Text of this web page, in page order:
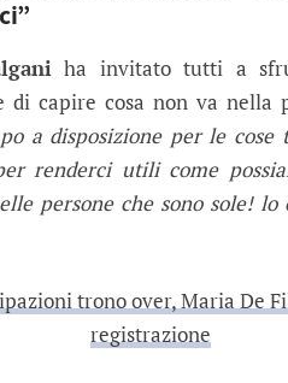
ha invitato tutti a
di capire cosa non va nella
a disposizione per le
renderci utili come
persone che sono sole! lo
trono over, Maria De
registrazione